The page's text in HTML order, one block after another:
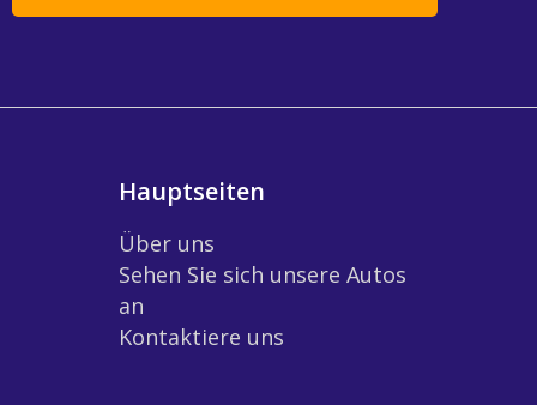
Hauptseiten
Über uns
Sehen Sie sich unsere Autos
an
Kontaktiere uns